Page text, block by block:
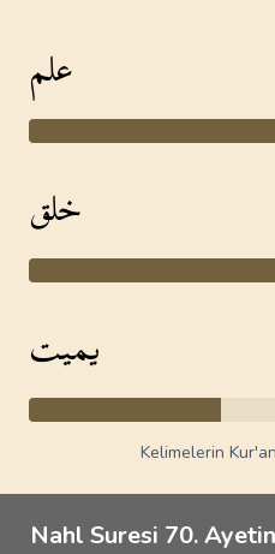
علم
خلق
يميت
Kelimelerin
Nahl Suresi 70.